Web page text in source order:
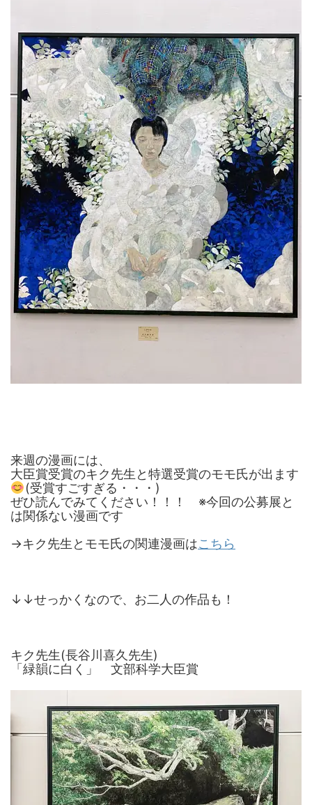
来週の漫画には、
大臣賞受賞のキク先生と特選受賞のモモ氏が出ます
(受賞すごすぎる・・・)
ぜひ読んでみてください！！！ ※今回の公募展と
は関係ない漫画です
→キク先生とモモ氏の関連漫画はこちら
↓↓せっかくなので、お二人の作品も！
キク先生(長谷川喜久先生)
「緑韻に白く」 文部科学大臣賞